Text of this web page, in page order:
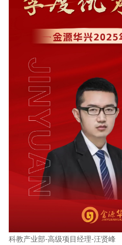
科教产业部-高级项目经理-汪贤峰